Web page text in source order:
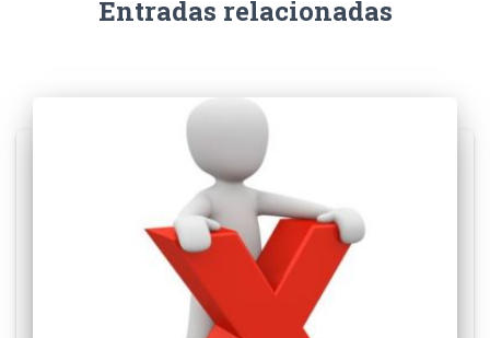
Entradas relacionadas